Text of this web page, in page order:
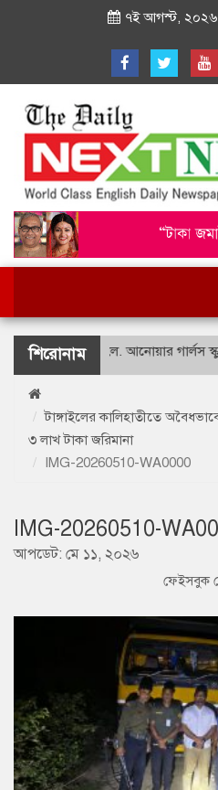
৭ই আগস্ট, ২০২৬
শিরোনাম
শহীদ বীর উত্তম লে. আনোয়ার গার্লস
টাঙ্গাইলের কালিহাতীতে
৩ লাখ টাকা জরিমানা
IMG-20260510-WA0000
IMG-20260510-
আপডেট: মে ১১, ২০২৬
ফেইসবুক